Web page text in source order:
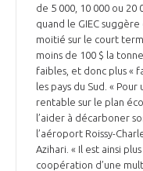
de 5 000, 10 000 ou 20
quand le GIEC
moitié sur le court
moins de 100 $ la
faibles, et donc plus «
les pays du Sud. «
rentable sur le plan
l’aider à décarboner
l’aéroport Roissy-
Azihari. « Il est ainsi
coopération d’une